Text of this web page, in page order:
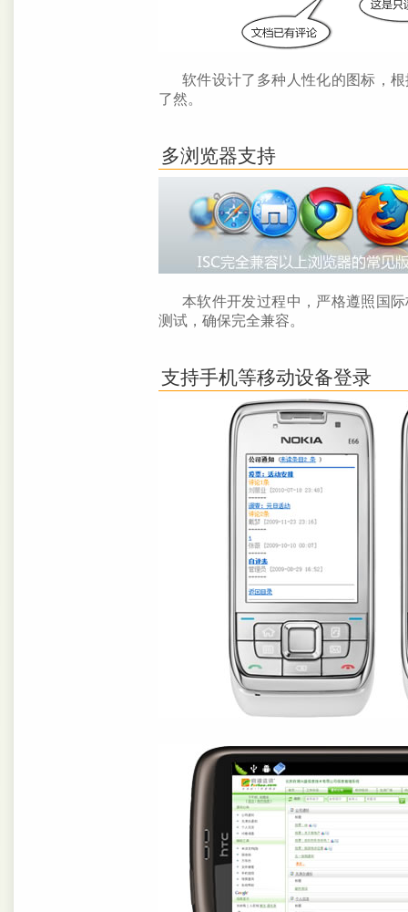
软件设计了多种人性化的图标，
了然。
多浏览器支持
本软件开发过程中，严格遵照国
测试，确保完全兼容。
支持手机等移动设备登录